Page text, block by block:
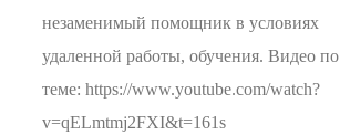
незаменимый помощник в условиях
удаленной работы, обучения. Видео по
теме: https://www.youtube.com/watch?
v=qELmtmj2FXI&t=161s